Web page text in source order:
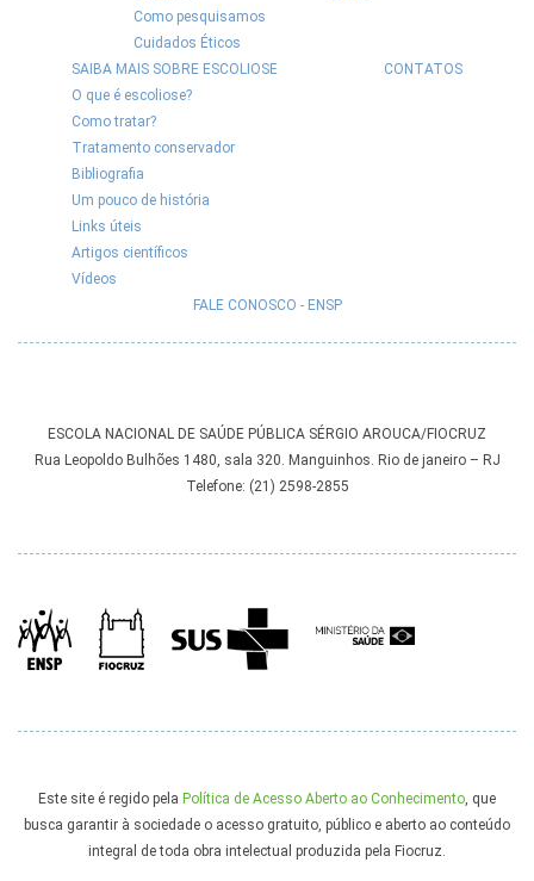
Como pesquisamos
Cuidados Éticos
SAIBA MAIS SOBRE ESCOLIOSE
O que é escoliose?
Como tratar?
Tratamento conservador
Bibliografia
Um pouco de história
Links úteis
Artigos científicos
Vídeos
CONTATOS
FALE CONOSCO - ENSP
ESCOLA NACIONAL DE SAÚDE PÚBLICA SÉRGIO AROUCA/FIOCRUZ
Rua Leopoldo Bulhões 1480, sala 320. Manguinhos. Rio de janeiro – RJ
Telefone: (21) 2598-2855
Este site é regido pela Política de Acesso Aberto ao Conhecimento, que
busca garantir à sociedade o acesso gratuito, público e aberto ao conteúdo
integral de toda obra intelectual produzida pela Fiocruz.